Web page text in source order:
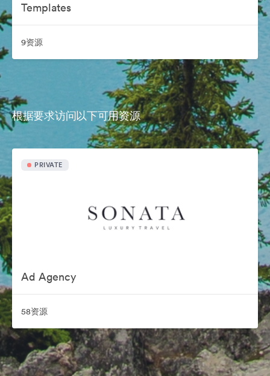
Templates
9资源
根据要求访问以下可用资源
PRIVATE
Ad Agency
58资源